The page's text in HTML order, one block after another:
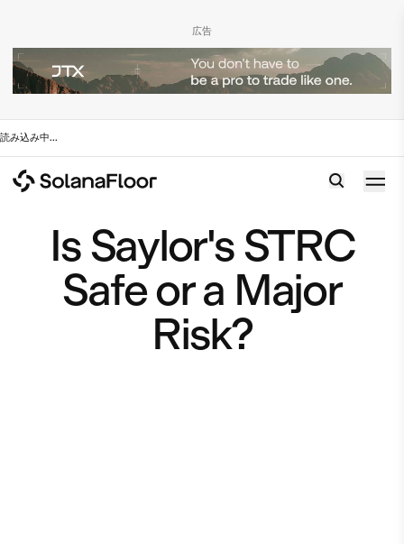
広告
読み込み中...
Is Saylor's STRC
Safe or a Major
Risk?